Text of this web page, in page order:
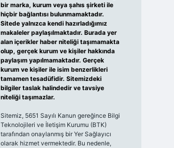
bir marka, kurum veya şahıs şirketi ile
hiçbir bağlantısı bulunmamaktadır.
Sitede yalnızca kendi hazırladığımız
makaleler paylaşılmaktadır. Burada yer
alan içerikler haber niteliği taşımamakta
olup, gerçek kurum ve kişiler hakkında
paylaşım yapılmamaktadır. Gerçek
kurum ve kişiler ile isim benzerlikleri
tamamen tesadüfidir. Sitemizdeki
bilgiler taslak halindedir ve tavsiye
niteliği taşımazlar.
Sitemiz, 5651 Sayılı Kanun gereğince Bilgi
Teknolojileri ve İletişim Kurumu (BTK)
tarafından onaylanmış bir Yer Sağlayıcı
olarak hizmet vermektedir. Bu nedenle,